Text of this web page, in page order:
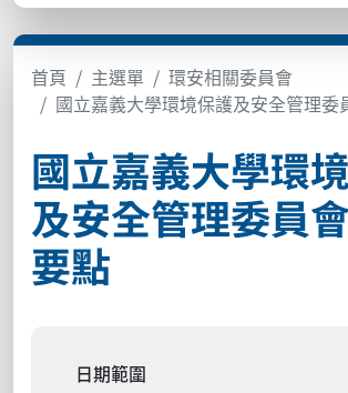
首頁 主選單
環安相關委員會
國立嘉義大學環境保護及安全管理委
國立嘉義大學環
及安全管理委員
要點
日期範圍